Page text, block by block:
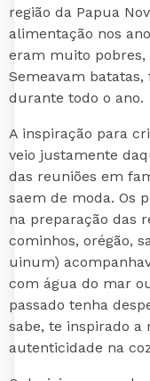
região da Papua
alimentação nos
eram muito
Semeavam
durante todo o ano.
A inspiração para
veio justamente
das reuniões em
saem de moda. Os
na preparação das
cominhos, orégão,
uinum)
com água do mar
passado tenha
sabe, te inspirado
autenticidade na